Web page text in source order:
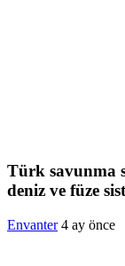
Türk savunma
deniz ve füze
Envanter 4 ay önce